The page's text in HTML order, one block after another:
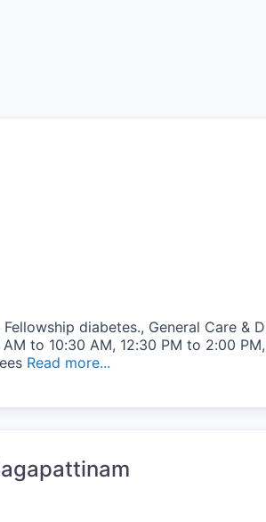
diabetes., General Care &
to 10:30 AM, 12:30 PM to 2:00
Read more...